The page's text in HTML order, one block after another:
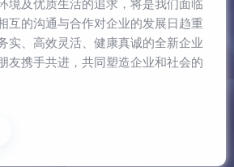
境及优质生活的追求，将是我们面临
互的沟通与合作对企业的发展日趋重
实、高效灵活、健康真诚的全新企业
友携手共进，共同塑造企业和社会的